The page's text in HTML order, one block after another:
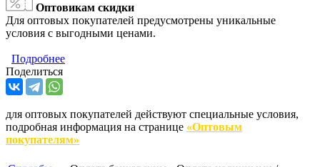
Оптовикам скидки
Для оптовых покупателей предусмотрены уникальные
условия с выгодными ценами.
Подробнее
Поделиться
для оптовых покупателей действуют специальные условия,
подробная информация на странице «Оптовым
покупателям»